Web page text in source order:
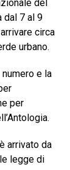
del
dal 7 al 9
circa
urbano.
e la
per
arrivato da
legge di